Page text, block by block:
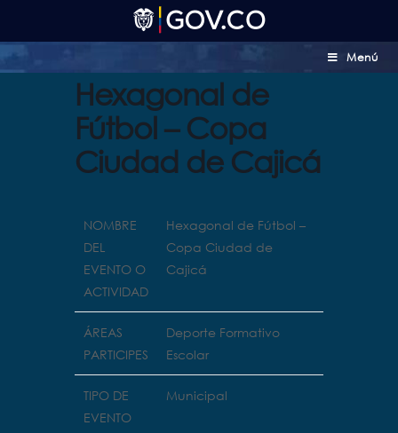
Menú
Hexagonal de
Fútbol – Copa
Ciudad de Cajicá
NOMBRE
DEL
EVENTO O
ACTIVIDAD
Hexagonal de Fútbol –
Copa Ciudad de
Cajicá
ÁREAS
PARTICIPES
Deporte Formativo
Escolar
TIPO DE
EVENTO
Municipal